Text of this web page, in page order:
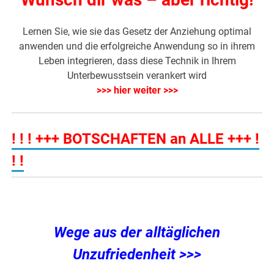
Lernen Sie, wie sie das Gesetz der Anziehung optimal
anwenden und die erfolgreiche Anwendung so in ihrem
Leben integrieren, dass diese Technik in Ihrem
Unterbewusstsein verankert wird
>>> hier weiter >>>
! ! ! +++ BOTSCHAFTEN an ALLE +++ !
! !
Wege aus der alltäglichen
Unzufriedenheit >>>